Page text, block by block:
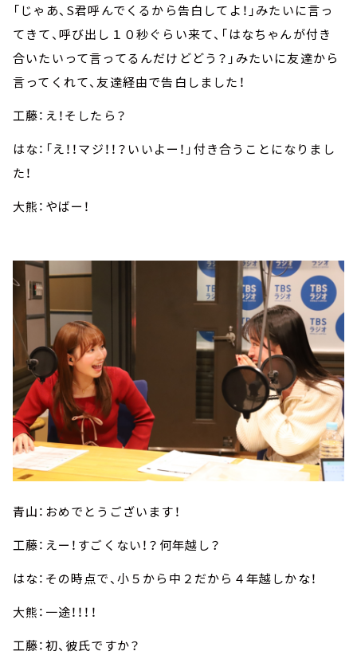
「じゃあ、S君呼んでくるから告白してよ！」みたいに言っ
てきて、呼び出し１０秒ぐらい来て、「はなちゃんが付き
合いたいって言ってるんだけどどう？」みたいに友達から
言ってくれて、友達経由で告白しました！
工藤：え！そしたら？
はな：「え！！マジ！！？いいよー！」付き合うことになりまし
た！
大熊：やばー！
青山：おめでとうございます！
工藤：えー！すごくない！？何年越し？
はな：その時点で、小５から中２だから４年越しかな！
大熊：一途！！！！
工藤：初、彼氏ですか？